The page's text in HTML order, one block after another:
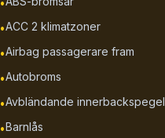
•ACC 2 klimatzoner
•Airbag passagerare fram
•Autobroms
•Avbländande innerbackspegel
•Barnlås